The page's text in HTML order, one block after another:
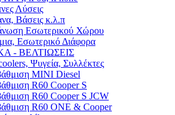
Λύσεις
Βάσεις κ.λ.π
Εσωτερικού Χώρου
Εσωτερικό Διάφορα
- ΒΕΛΤΙΩΣΕΙΣ
Ψυγεία, Συλλέκτες
MINI Diesel
R60 Cooper S
R60 Cooper S JCW
R60 ONE & Cooper